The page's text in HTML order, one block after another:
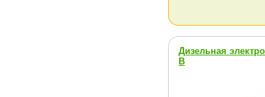
Дизельная
B